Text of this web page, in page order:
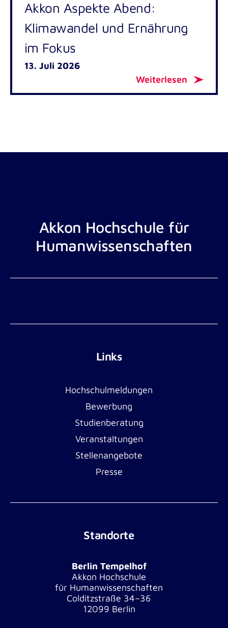
Akkon Aspekte Abend:
Klimawandel und Ernährung
im Fokus
13. Juli 2026
Weiterlesen
Akkon Hochschule für
Humanwissenschaften
Links
Hochschulmeldungen
Bewerbung
Studienberatung
Veranstaltungen
Stellenangebote
Presse
Standorte
Berlin Tempelhof
Akkon Hochschule
für Humanwissenschaften
Colditzstraße 34–36
12099 Berlin